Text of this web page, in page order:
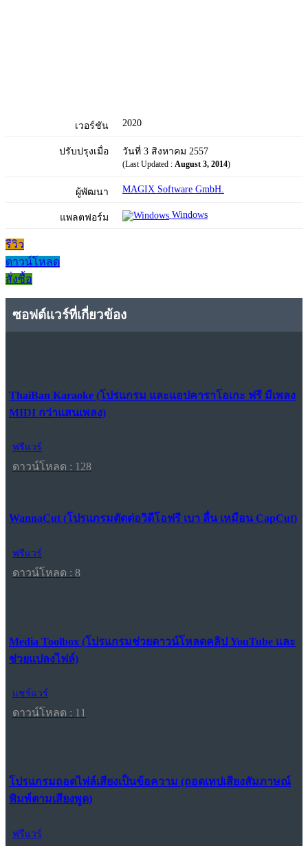
เวอร์ชัน 2020
ปรับปรุงเมื่อ วันที่ 3 สิงหาคม 2557
(Last Updated : August 3, 2014)
ผู้พัฒนา MAGIX Software GmbH.
แพลตฟอร์ม Windows
รีวิว
ดาวน์โหลด
สั่งซื้อ
ซอฟต์แวร์ที่เกี่ยวข้อง
ThaiBan Karaoke (โปรแกรม และแอปคาราโอเกะ ฟรี มีเพลง
MIDI กว่าแสนเพลง)
ฟรีแวร์
ดาวน์โหลด : 128
WannaCut (โปรแกรมตัดต่อวิดีโอฟรี เบา ลื่น เหมือน CapCut)
ฟรีแวร์
ดาวน์โหลด : 8
Media Toolbox (โปรแกรมช่วยดาวน์โหลดคลิป YouTube และ
ช่วยแปลงไฟล์)
แชร์แวร์
ดาวน์โหลด : 11
โปรแกรมถอดไฟล์เสียงเป็นข้อความ (ถอดเทปเสียงสัมภาษณ์
พิมพ์ตามเสียงพูด)
ฟรีแวร์